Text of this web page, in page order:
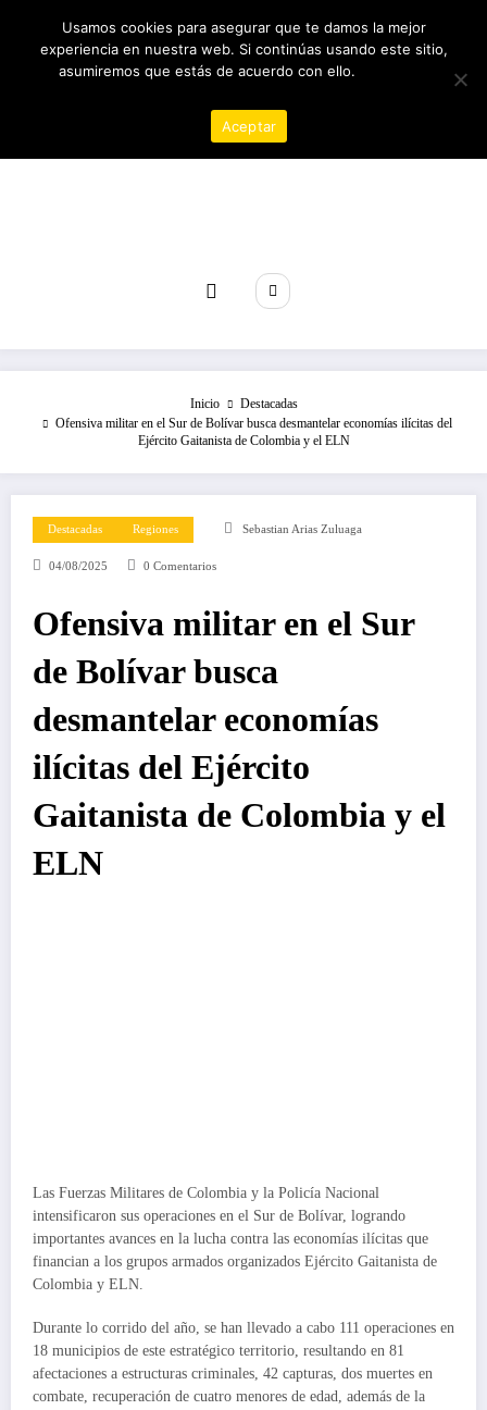
contenido
09/08/2026 2:38:06 PM
Inicio
Destacadas
Ofensiva militar en el Sur de Bolívar busca desmantelar economías ilícitas del
Ejército Gaitanista de Colombia y el ELN
Destacadas Regiones Sebastian Arias Zuluaga
04/08/2025 0 Comentarios
Ofensiva militar en el Sur
de Bolívar busca
desmantelar economías
ilícitas del Ejército
Gaitanista de Colombia y el
ELN
Las Fuerzas Militares de Colombia y la Policía Nacional
intensificaron sus operaciones en el Sur de Bolívar, logrando
importantes avances en la lucha contra las economías ilícitas que
financian a los grupos armados organizados Ejército Gaitanista de
Colombia y ELN.
Durante lo corrido del año, se han llevado a cabo 111 operaciones en
18 municipios de este estratégico territorio, resultando en 81
afectaciones a estructuras criminales, 42 capturas, dos muertes en
combate, recuperación de cuatro menores de edad, además de la
Usamos cookies para asegurar que te damos la mejor
experiencia en nuestra web. Si continúas usando este sitio,
asumiremos que estás de acuerdo con ello.
Aceptar